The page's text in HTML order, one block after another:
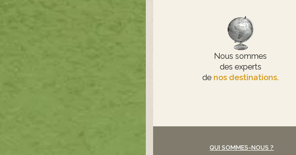
Nous sommes
des experts
de nos destinations.
QUI SOMMES-NOUS ?